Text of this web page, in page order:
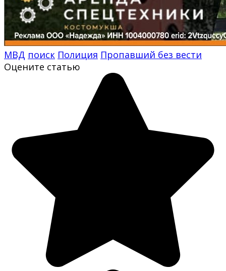
МВД поиск Полиция Пропавший без вести
Оцените статью